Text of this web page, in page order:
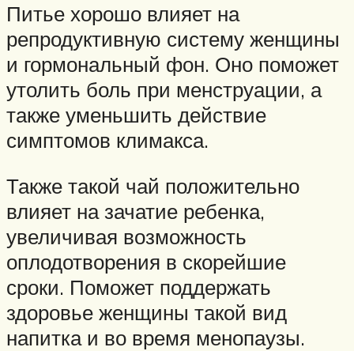
Питье хорошо влияет на
репродуктивную систему женщины
и гормональный фон. Оно поможет
утолить боль при менструации, а
также уменьшить действие
симптомов климакса.
Также такой чай положительно
влияет на зачатие ребенка,
увеличивая возможность
оплодотворения в скорейшие
сроки. Поможет поддержать
здоровье женщины такой вид
напитка и во время менопаузы.